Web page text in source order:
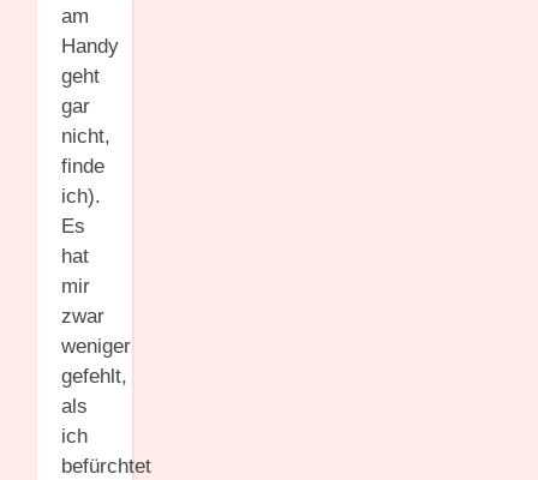
am
Handy
geht
gar
nicht,
finde
ich).
Es
hat
mir
zwar
weniger
gefehlt,
als
ich
befürchtet